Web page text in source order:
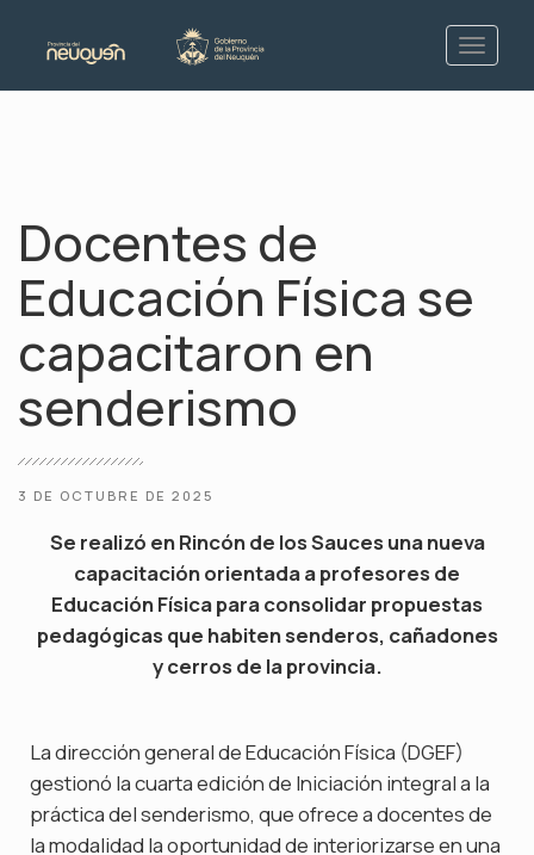
Docentes de
Educación Física se
capacitaron en
senderismo
3 DE OCTUBRE DE 2025
Se realizó en Rincón de los Sauces una nueva
capacitación orientada a profesores de
Educación Física para consolidar propuestas
pedagógicas que habiten senderos, cañadones
y cerros de la provincia.
La dirección general de Educación Física (DGEF)
gestionó la cuarta edición de Iniciación integral a la
práctica del senderismo, que ofrece a docentes de
la modalidad la oportunidad de interiorizarse en una